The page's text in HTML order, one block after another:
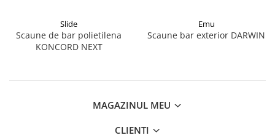
Slide
Scaune de bar polietilena
KONCORD NEXT
Emu
Scaune bar exterior DARWIN
MAGAZINUL MEU
CLIENTI